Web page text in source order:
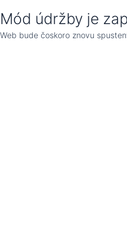
Mód údržby je
Web bude čoskoro znovu